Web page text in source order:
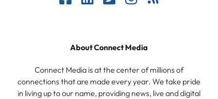
About Connect Media
Connect Media is at the center of millions of
connections that are made every year. We take pride
in living up to our name, providing news, live and digital